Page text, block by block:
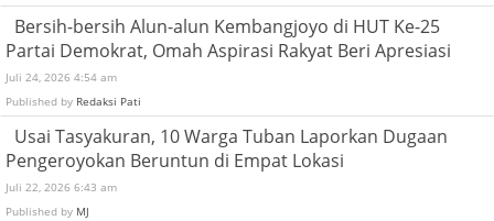
Bersih-bersih Alun-alun Kembangjoyo di HUT Ke-25
Partai Demokrat, Omah Aspirasi Rakyat Beri Apresiasi
Juli 24, 2026 4:54 am
Published by Redaksi Pati
Usai Tasyakuran, 10 Warga Tuban Laporkan Dugaan
Pengeroyokan Beruntun di Empat Lokasi
Juli 22, 2026 6:43 am
Published by MJ